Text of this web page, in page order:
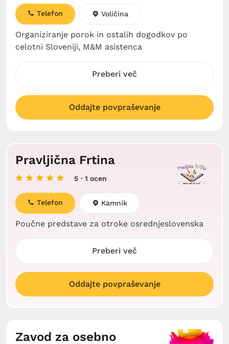
Organiziranje porok in ostalih dogodkov po
celotni Sloveniji, M&M asistenca
Telefon Voličina
Preberi več
Oddajte povpraševanje
Pravljična Frtina
5 · 1 ocen
Poučne predstave za otroke osrednjeslovenska
Telefon Kamnik
Preberi več
Oddajte povpraševanje
Zavod za osebno